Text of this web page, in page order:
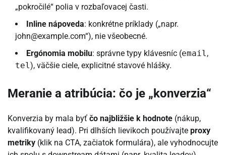
„pokročilé“ polia v rozbaľovacej časti.
Inline nápoveda: konkrétne príklady („napr.
john@example.com“), nie všeobecné.
Ergónomia mobilu: správne typy klávesníc (email ,
tel ), väčšie ciele, explicitné stavové hlášky.
Meranie a atribúcia: čo je „konverzia“
Konverzia by mala byť čo najbližšie k hodnote (nákup,
kvalifikovaný lead). Pri dlhších lievikoch používajte proxy
metriky (klik na CTA, začiatok formulára), ale vyhodnocujte